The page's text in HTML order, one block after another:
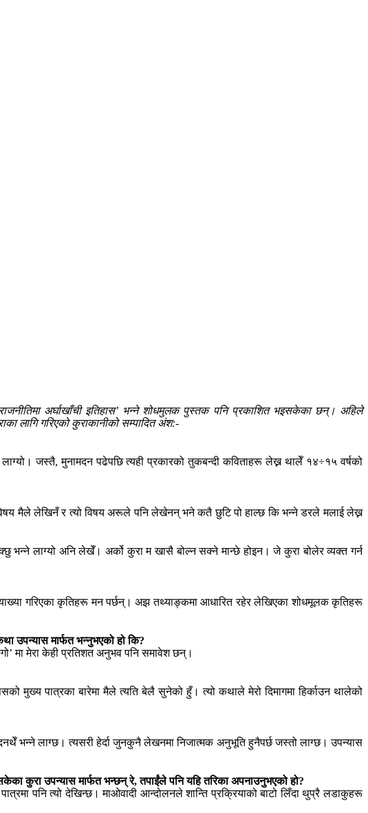
राजनीतिमा अर्घाखाँची इतिहास’ भन्ने शोधमुलक पुस्तक पनि प्रकाशित भइसकेका छन्। अहिले
लागि गरिएको कुराकानीको सम्पादित अंश:-
जस्तै, मुनामदन पढेपछि त्यही प्रकारको तुकबन्दी कविताहरू लेख्न थालेँ १४÷१५ वर्षको
मैले लेखिनँ र त्यो विषय अरूले पनि लेखेनन् भने कतै छुटि पो हाल्छ कि भन्ने डरले मलाई लेख्न
भन्ने लाग्यो अनि लेखेँ। अर्को कुरा म खासै बोल्न सक्ने मान्छे होइन। जे कुरा बोलेर व्यक्त गर्न
गरिएका कृतिहरू मन पर्छन्। अझ तथ्याङ्कमा आधारित रहेर लेखिएका शोधमूलक कृतिहरू
उपन्यास मार्फत भन्नुभएको हो कि?
मा मेरा केही प्रतिशत अनुभव पनि समावेश छन्।
मुख्य पात्रका बारेमा मैले त्यति बेलै सुनेको हुँ। त्यो कथाले मेरो दिमागमा हिर्काउन थालेको
भन्ने लाग्छ। त्यसरी हेर्दा जुनकुनै लेखनमा निजात्मक अनुभूति हुनैपर्छ जस्तो लाग्छ। उपन्यास
कुरा उपन्यास मार्फत भन्छन् रे, तपाईंले पनि यहि तरिका अपनाउनुभएको हो?
पनि त्यो देखिन्छ। माओवादी आन्दोलनले शान्ति प्रक्रियाको बाटो लिँदा थुप्रै लडाकुहरू